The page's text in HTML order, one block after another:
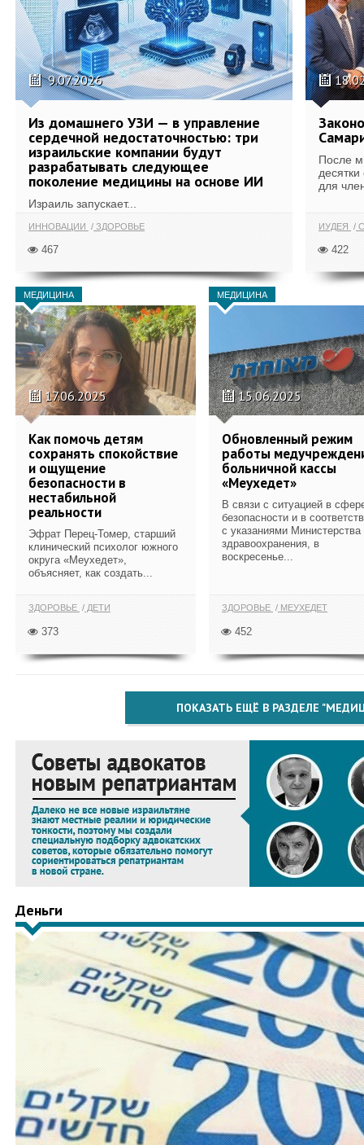
9.07.2026
Из домашнего УЗИ — в управление
сердечной недостаточностью: три
израильские компании будут
разрабатывать следующее
поколение медицины на основе ИИ
Израиль запускает...
ИННОВАЦИИ ЗДОРОВЬЕ
467
После
для
ИУДЕЯ
422
МЕДИЦИНА
17.06.2025
Как помочь детям
сохранять спокойствие
и ощущение
безопасности в
нестабильной
реальности
Эфрат Перец-Томер, старший
клинический психолог южного
округа «Меухедет»,
объясняет, как создать...
ЗДОРОВЬЕ ДЕТИ
373
МЕДИЦИНА
15.06.2025
Обновленный режим
работы
больничной кассы
«Меухедет»
В связи с ситуацией в
безопасности и в
с указаниями Министерства
здравоохранения, в
воскресенье...
ЗДОРОВЬЕ МЕУХЕДЕТ
452
ПОКАЗАТЬ ЕЩЁ В РАЗДЕЛЕ
Деньги